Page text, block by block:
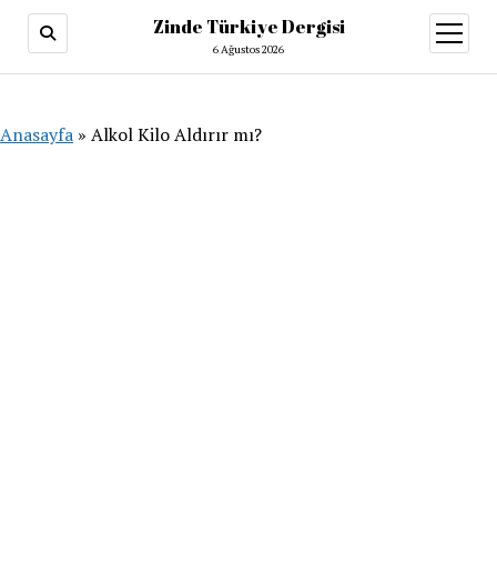
Zinde Türkiye Dergisi
6 Ağustos 2026
aç
Anasayfa » Alkol Kilo Aldırır mı?